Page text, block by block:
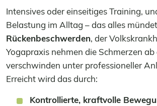
Intensives oder einseitiges Training,
Belastung im Alltag – das alles
Rückenbeschwerden, der
Yogapraxis nehmen die Schmerzen ab
verschwinden unter professioneller
Erreicht wird das durch:
Kontrollierte, kraftvolle